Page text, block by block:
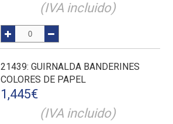
(IVA incluido)
21439: GUIRNALDA BANDERINES
COLORES DE PAPEL
1,445€
(IVA incluido)